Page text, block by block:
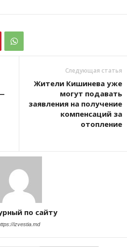
Следующая статья
Жители Кишинева уже
могут подавать
заявления на получение
компенсаций за
отопление
по сайту
izvestia.md